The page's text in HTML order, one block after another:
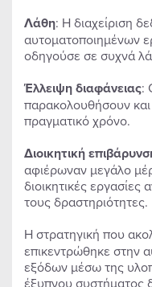
Λάθη: Η διαχείριση
αυτοματοποιημένων
οδηγούσε σε συχνά
Έλλειψη διαφάνειας:
παρακολουθήσουν
πραγματικό χρόνο.
Διοικητική
αφιέρωναν μεγάλο
διοικητικές εργασίες
τους δραστηριότητες.
Η στρατηγική που
επικεντρώθηκε στην
εξόδων μέσω της
έξυπνου συστήματος